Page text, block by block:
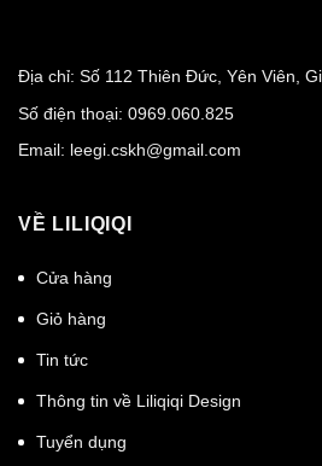
Địa chỉ: Số 112 Thiên Đức, Yên Viên,
Số điện thoại: 0969.060.825
Email: leegi.cskh@gmail.com
VỀ LILIQIQI
Cửa hàng
Giỏ hàng
Tin tức
Thông tin về Liliqiqi Design
Tuyển dụng